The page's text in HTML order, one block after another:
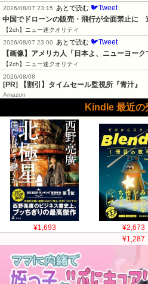
2026/08/07 23:15
あとで読む 🐦Tweet
中国でドローンの販売・飛行が全面禁止に
【2ch】ニュー速クオリティ
2026/08/07 23:00
あとで読む 🐦Tweet
【画像】アメリカ人「日本よ、ニューヨー
【2ch】ニュー速クオリティ
2026/08/08
[PR] 【割引】タイムセール監視所『青汁』
Amazon
Kindle 最近の
¥1,693 ¥2,673
¥1,287